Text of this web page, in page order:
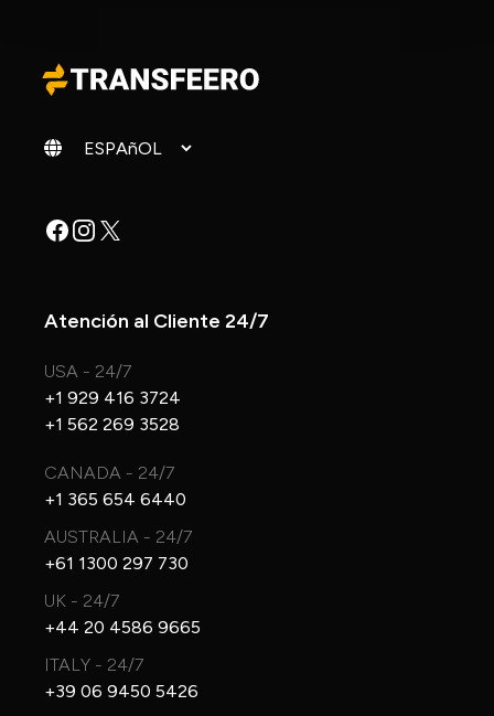
Cambiar idioma
Facebook
Instagram
X
Atención al Cliente 24/7
USA - 24/7
+1 929 416 3724
+1 562 269 3528
CANADA - 24/7
+1 365 654 6440
AUSTRALIA - 24/7
+61 1300 297 730
UK - 24/7
+44 20 4586 9665
ITALY - 24/7
+39 06 9450 5426